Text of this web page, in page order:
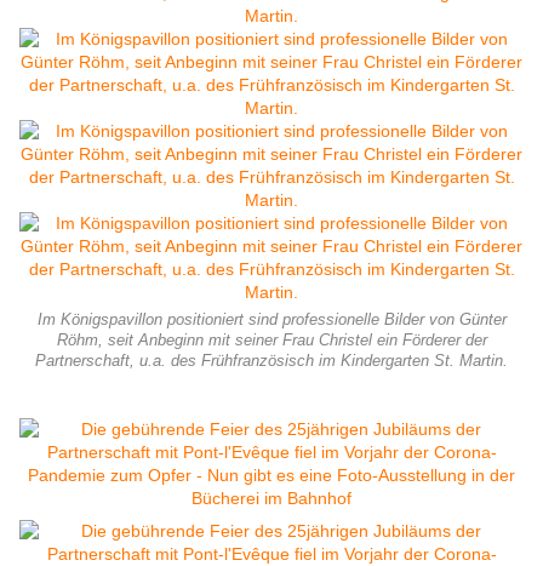
Im Königspavillon positioniert sind professionelle Bilder von Günter
Röhm, seit Anbeginn mit seiner Frau Christel ein Förderer der
Partnerschaft, u.a. des Frühfranzösisch im Kindergarten St. Martin.